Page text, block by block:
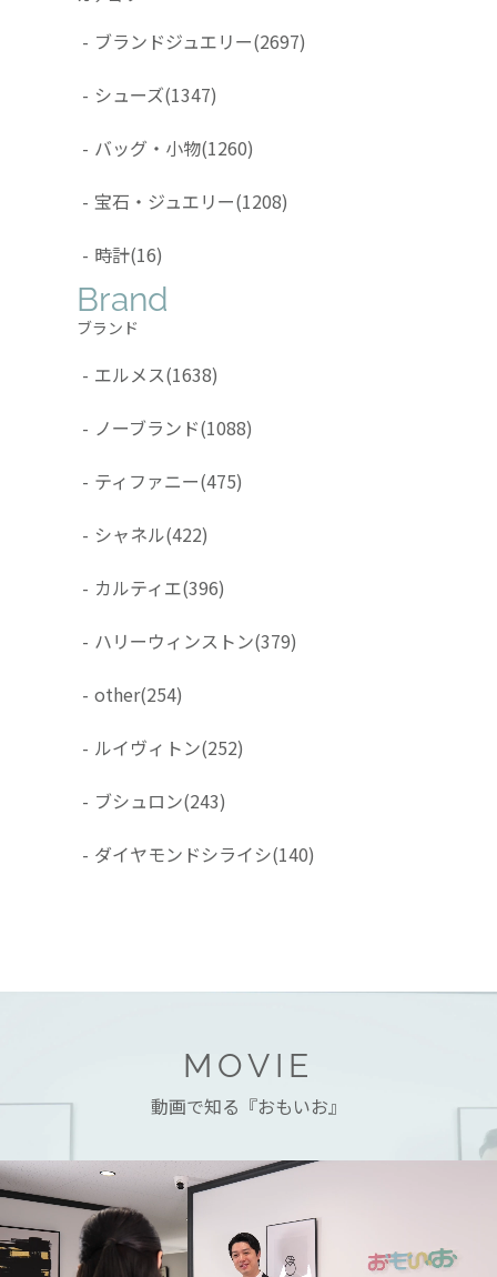
- ブランドジュエリー(2697)
- シューズ(1347)
- バッグ・小物(1260)
- 宝石・ジュエリー(1208)
- 時計(16)
Brand
ブランド
- エルメス(1638)
- ノーブランド(1088)
- ティファニー(475)
- シャネル(422)
- カルティエ(396)
- ハリーウィンストン(379)
- other(254)
- ルイヴィトン(252)
- ブシュロン(243)
- ダイヤモンドシライシ(140)
MOVIE
動画で知る『おもいお』